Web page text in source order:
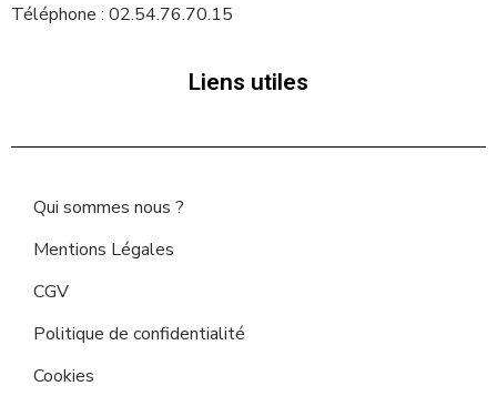
Téléphone : 02.54.76.70.15
Liens utiles
Qui sommes nous ?
Mentions Légales
CGV
Politique de confidentialité
Cookies